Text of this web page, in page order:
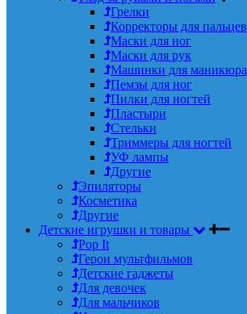
Грелки
Корректоры для пальцев
Маски для ног
Маски для рук
Машинки для маникюра
Пемзы для ног
Пилки для ногтей
Пластыри
Стельки
Триммеры для ногтей
УФ лампы
Другие
Эпиляторы
Косметика
Другие
Детские игрушки и товары
Pop It
Герои мультфильмов
Детские гаджеты
Для девочек
Для мальчиков